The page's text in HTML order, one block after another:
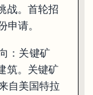
战。首轮招
请。
：关键矿
筑。关键矿
自美国特拉